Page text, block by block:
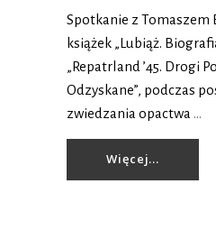
Spotkanie z
książek „Lubiąż.
„Repatrland ’45. Drogi
Odzyskane”, podczas
zwiedzania opactwa
Więcej...